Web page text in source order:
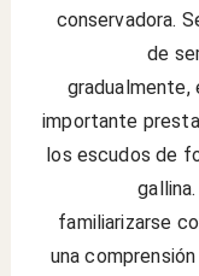
conservadora.
de
gradualmente,
importante
los escudos de
familiarizarse
una